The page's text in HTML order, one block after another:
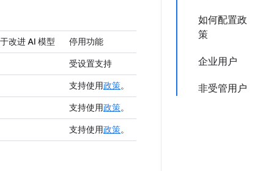
如何配置政
策
企业用户
非受管用户
改进 AI 模型
停用功能
受设置支持
支持使用政策。
支持使用政策。
支持使用政策。